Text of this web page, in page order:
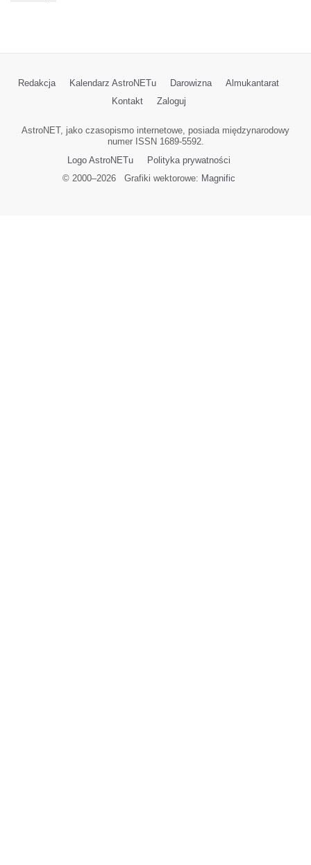
Redakcja Kalendarz AstroNETu Darowizna
Almukantarat
Kontakt
Zaloguj
AstroNET, jako czasopismo internetowe, posiada międzynarodowy
numer ISSN 1689-5592.
Logo AstroNETu
Polityka prywatności
© 2000–2026Grafiki wektorowe: Magnific